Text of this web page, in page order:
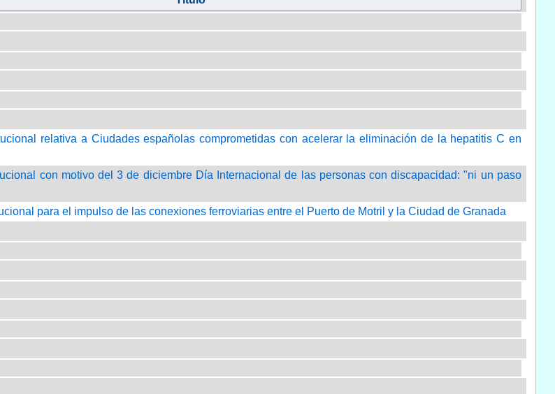
relativa a Ciudades españolas comprometidas con acelerar la eliminación de la hepatitis C en
con motivo del 3 de diciembre Día Internacional de las personas con discapacidad: "ni un paso
para el impulso de las conexiones ferroviarias entre el Puerto de Motril y la Ciudad de Granada